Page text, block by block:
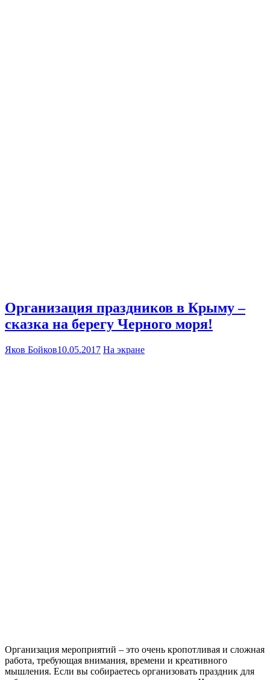
Организация праздников в Крыму –
сказка на берегу Черного моря!
Яков Бойков10.05.2017 На экране
Организация мероприятий – это очень кропотливая и сложная
работа, требующая внимания, времени и креативного
мышления. Если вы собираетесь организовать праздник для